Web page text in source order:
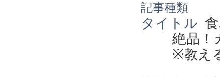
記事種類
タイトル
絶品
※教え